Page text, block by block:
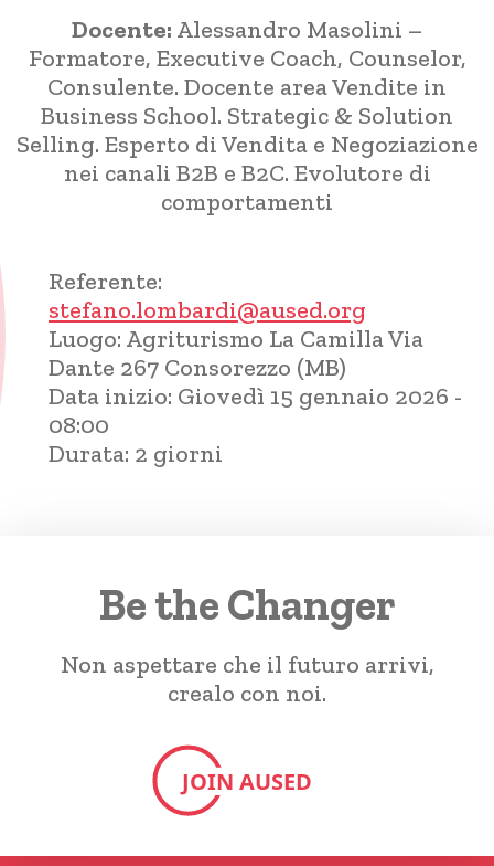
Docente: Alessandro Masolini –
Formatore, Executive Coach, Counselor,
Consulente. Docente area Vendite in
Business School. Strategic & Solution
Selling. Esperto di Vendita e Negoziazione
nei canali B2B e B2C. Evolutore di
comportamenti
Referente:
stefano.lombardi@aused.org
Luogo: Agriturismo La Camilla Via
Dante 267 Consorezzo (MB)
Data inizio: Giovedì 15 gennaio 2026 -
08:00
Durata: 2 giorni
Be the Changer
Non aspettare che il futuro arrivi,
crealo con noi.
JOIN AUSED